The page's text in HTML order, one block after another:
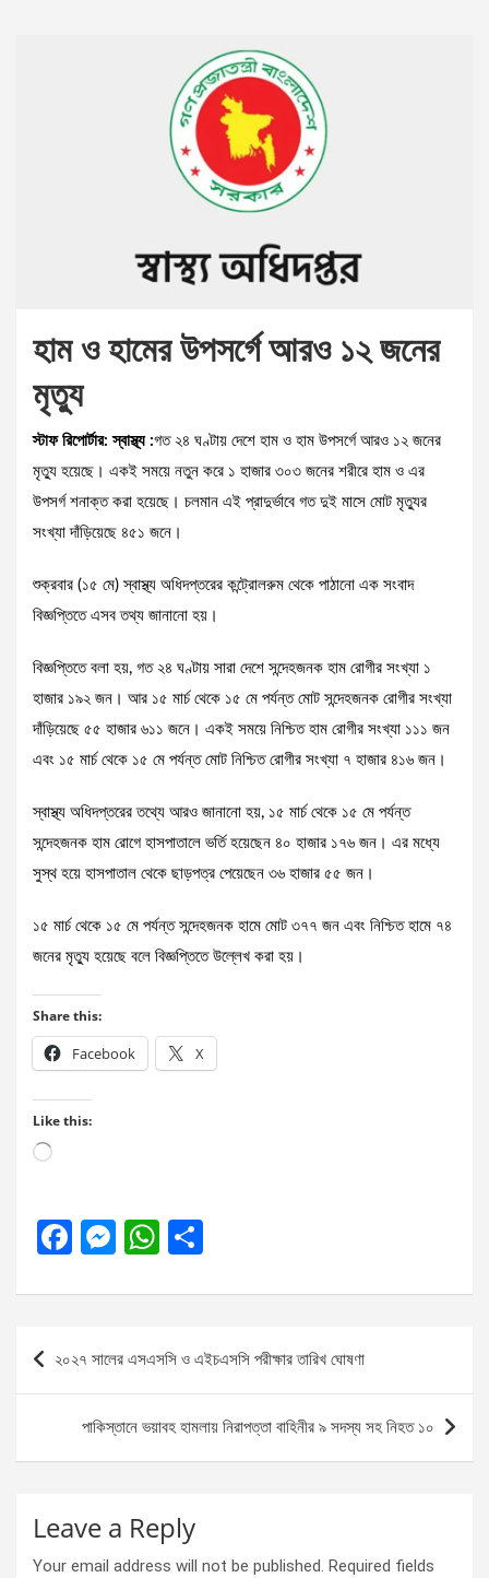
হাম ও হামের উপসর্গে আরও ১২ জনের
মৃত্যু
স্টাফ রিপোর্টার: স্বাস্থ্য :গত ২৪ ঘণ্টায় দেশে হাম ও হাম উপসর্গে আরও ১২ জনের
মৃত্যু হয়েছে। একই সময়ে নতুন করে ১ হাজার ৩০৩ জনের শরীরে হাম ও এর
উপসর্গ শনাক্ত করা হয়েছে। চলমান এই প্রাদুর্ভাবে গত দুই মাসে মোট মৃত্যুর
সংখ্যা দাঁড়িয়েছে ৪৫১ জনে।
শুক্রবার (১৫ মে) স্বাস্থ্য অধিদপ্তরের কন্ট্রোলরুম থেকে পাঠানো এক সংবাদ
বিজ্ঞপ্তিতে এসব তথ্য জানানো হয়।
বিজ্ঞপ্তিতে বলা হয়, গত ২৪ ঘণ্টায় সারা দেশে সন্দেহজনক হাম রোগীর সংখ্যা ১
হাজার ১৯২ জন। আর ১৫ মার্চ থেকে ১৫ মে পর্যন্ত মোট সন্দেহজনক রোগীর সংখ্যা
দাঁড়িয়েছে ৫৫ হাজার ৬১১ জনে। একই সময়ে নিশ্চিত হাম রোগীর সংখ্যা ১১১ জন
এবং ১৫ মার্চ থেকে ১৫ মে পর্যন্ত মোট নিশ্চিত রোগীর সংখ্যা ৭ হাজার ৪১৬ জন।
স্বাস্থ্য অধিদপ্তরের তথ্যে আরও জানানো হয়, ১৫ মার্চ থেকে ১৫ মে পর্যন্ত
সন্দেহজনক হাম রোগে হাসপাতালে ভর্তি হয়েছেন ৪০ হাজার ১৭৬ জন। এর মধ্যে
সুস্থ হয়ে হাসপাতাল থেকে ছাড়পত্র পেয়েছেন ৩৬ হাজার ৫৫ জন।
১৫ মার্চ থেকে ১৫ মে পর্যন্ত সন্দেহজনক হামে মোট ৩৭৭ জন এবং নিশ্চিত হামে ৭৪
জনের মৃত্যু হয়েছে বলে বিজ্ঞপ্তিতে উল্লেখ করা হয়।
Share this:
Facebook X
Like this:
Loading…
F
ce
o
o
k
M
se
g
er
W
at
s
A
p
p
ar
e
Post
navigation
২০২৭ সালের এসএসসি ও এইচএসসি পরীক্ষার তারিখ ঘোষণা
পাকিস্তানে ভয়াবহ হামলায় নিরাপত্তা বাহিনীর ৯ সদস্য সহ নিহত ১০
Leave a Reply
Your email address will not be published. Required fields